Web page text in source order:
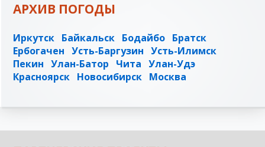
АРХИВ ПОГОДЫ
Иркутск Байкальск Бодайбо Братск
Ербогачен Усть-Баргузин Усть-Илимск
Пекин Улан-Батор Чита Улан-Удэ
Красноярск Новосибирск Москва